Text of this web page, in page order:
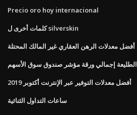
Precio oro hoy internacional
كلمات أخرى ل silverskin
أفضل معدلات الرهن العقاري غير المالك المحتلة
الطليعة إجمالي ورقة مؤشر صندوق سوق الأسهم
أفضل معدلات التوفير عبر الإنترنت أكتوبر 2019
ساعات التداول الثنائية